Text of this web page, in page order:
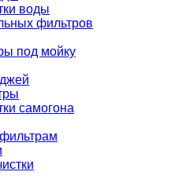
воды
фильтров
под мойку
самогона